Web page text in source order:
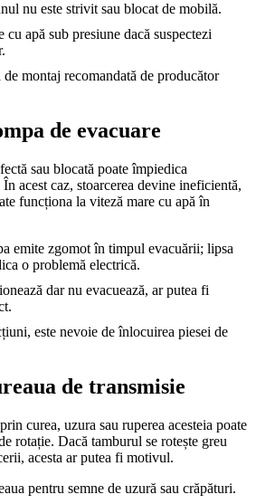
nu este strivit sau blocat de mobilă.
apă sub presiune dacă suspectezi
de montaj recomandată de producător
de evacuare
sau blocată poate împiedica
acest caz, stoarcerea devine ineficientă,
funcționa la viteză mare cu apă în
emite zgomot în timpul evacuării; lipsa
o problemă electrică.
dar nu evacuează, ar putea fi
este nevoie de înlocuirea piesei de
de transmisie
curea, uzura sau ruperea acesteia poate
rotație. Dacă tamburul se rotește greu
acesta ar putea fi motivul.
pentru semne de uzură sau crăpături.